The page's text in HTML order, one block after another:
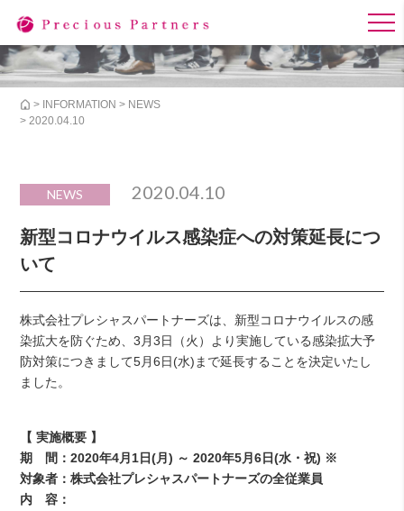
> INFORMATION > NEWS
> 2020.04.10
NEWS 2020.04.10
新型コロナウイルス感染症への対策延長につ
いて
株式会社プレシャスパートナーズは、新型コロナウイルスの感
染拡大を防ぐため、3月3日（火）より実施している感染拡大予
防対策につきまして5月6日(水)まで延長することを決定いたし
ました。
【 実施概要 】
期 間：2020年4月1日(月) ～ 2020年5月6日(水・祝) ※
対象者：株式会社プレシャスパートナーズの全従業員
内 容：